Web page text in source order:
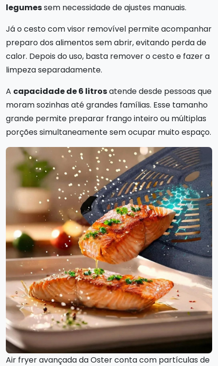
legumessem necessidade de ajustes manuais.
Já o cesto com visor removível permite acompanhar
preparo dos alimentos sem abrir, evitando perda de
calor. Depois do uso, basta remover o cesto e fazer a
limpeza separadamente.
A capacidade de 6 litrosatende desde pessoas que
moram sozinhas até grandes famílias. Esse tamanho
grande permite preparar frango inteiro ou múltiplas
porções simultaneamente sem ocupar muito espaço.
Air fryer avançada da Oster conta com partículas de